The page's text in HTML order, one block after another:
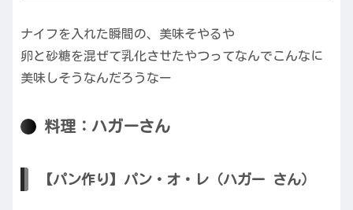
ナイフを入れた瞬間の、美味そやるや
卵と砂糖を混ぜて乳化させたやつってなんでこんなに
美味しそうなんだろうなー
料理：ハガーさん
【パン作り】パン・オ・レ（ハガー さん）